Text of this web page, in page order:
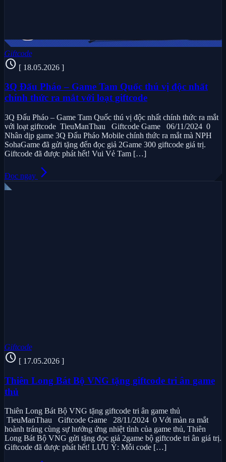
Giftcode
schedule [ 18.05.2026 ]
3Q Đấu Pháo – Game Tam Quốc thú vị độc nhất
chính thức ra mắt với loạt giftcode
3Q Đấu Pháo – Game Tam Quốc thú vị độc nhất chính thức ra mắt
với loạt giftcode TieuManThau Giftcode Game 06/11/2024 0
Nhân dịp game 3Q Đấu Pháo Mobile chính thức ra mắt mà NPH
SohaGame đã gửi tặng đến đọc giả 2Game 300 giftcode giá trị.
Giftcode đã được phát hết! Vui Vẻ Tam […]
Đọc ngay arrow_forward_ios
Giftcode
schedule [ 17.05.2026 ]
Thiên Long Bát Bộ VNG tặng giftcode tri ân game
thủ
Thiên Long Bát Bộ VNG tặng giftcode tri ân game thủ
TieuManThau Giftcode Game 28/11/2024 0 Với màn ra mắt
hoành tráng cùng sự hưởng ứng nhiệt tình của game thủ, Thiên
Long Bát Bộ VNG gửi tặng đọc giả 2game bộ giftcode tri ân giá trị.
Giftcode đã được phát hết! LƯU Ý: Mỗi code […]